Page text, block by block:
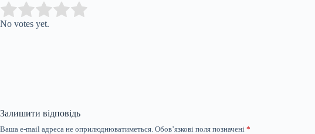
Rate this item:
No votes yet.
Залишити відповідь
Ваша e-mail адреса не оприлюднюватиметься. Обов’язкові поля позначені *